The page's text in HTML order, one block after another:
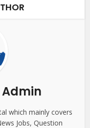
which mainly covers
Jobs, Question